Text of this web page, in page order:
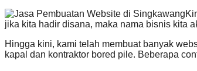
jika kita hadir disana, maka nama bisnis kita
Hingga kini, kami telah membuat banyak
kapal dan kontraktor bored pile. Beberapa